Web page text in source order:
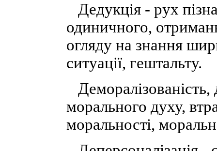
Дедукція - рух
одиничного,
огляду на знання
ситуації, гештальту.
Деморалізованість,
морального духу,
моральності,